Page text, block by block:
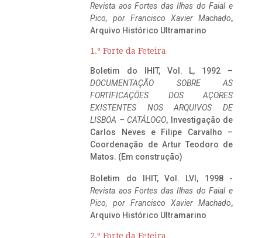
Revista aos Fortes das Ilhas do Faial e
Pico, por Francisco Xavier Machado,
Arquivo Histórico Ultramarino
1.º Forte da Feteira
Boletim do IHIT, Vol. L, 1992 –
DOCUMENTAÇÃO SOBRE AS
FORTIFICAÇÕES DOS AÇORES
EXISTENTES NOS ARQUIVOS DE
LISBOA – CATÁLOGO, Investigação de
Carlos Neves e Filipe Carvalho –
Coordenação de Artur Teodoro de
Matos. (Em construção)
Boletim do IHIT, Vol. LVI, 1998 -
Revista aos Fortes das Ilhas do Faial e
Pico, por Francisco Xavier Machado,
Arquivo Histórico Ultramarino
2.º Forte da Feteira